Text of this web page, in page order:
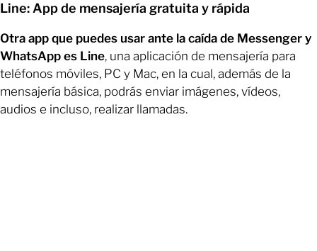
Line: App de mensajería gratuita y rápida
Otra app que puedes usar ante la caída de Messenger y
WhatsApp es Line, una aplicación de mensajería para
teléfonos móviles, PC y Mac, en la cual, además de la
mensajería básica, podrás enviar imágenes, vídeos,
audios e incluso, realizar llamadas.